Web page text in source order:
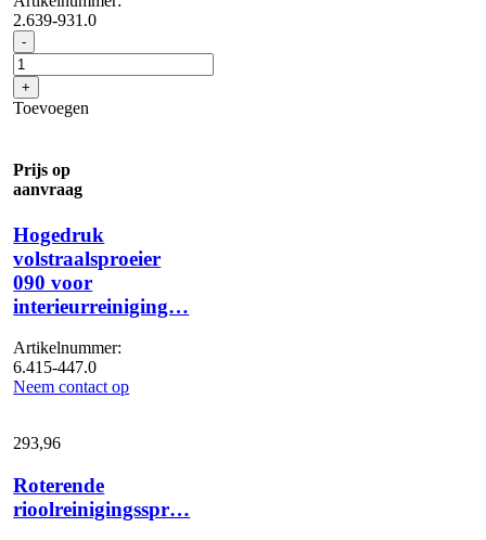
2.639-931.0
- Gegalvaniseerde
draaibare
beugel
aantal
+
Toevoegen
Prijs op
aanvraag
Hogedruk
volstraalsproeier
090 voor
interieurreiniging…
Artikelnummer:
6.415-447.0
Neem contact op
293,96
Roterende
rioolreinigingsspr…